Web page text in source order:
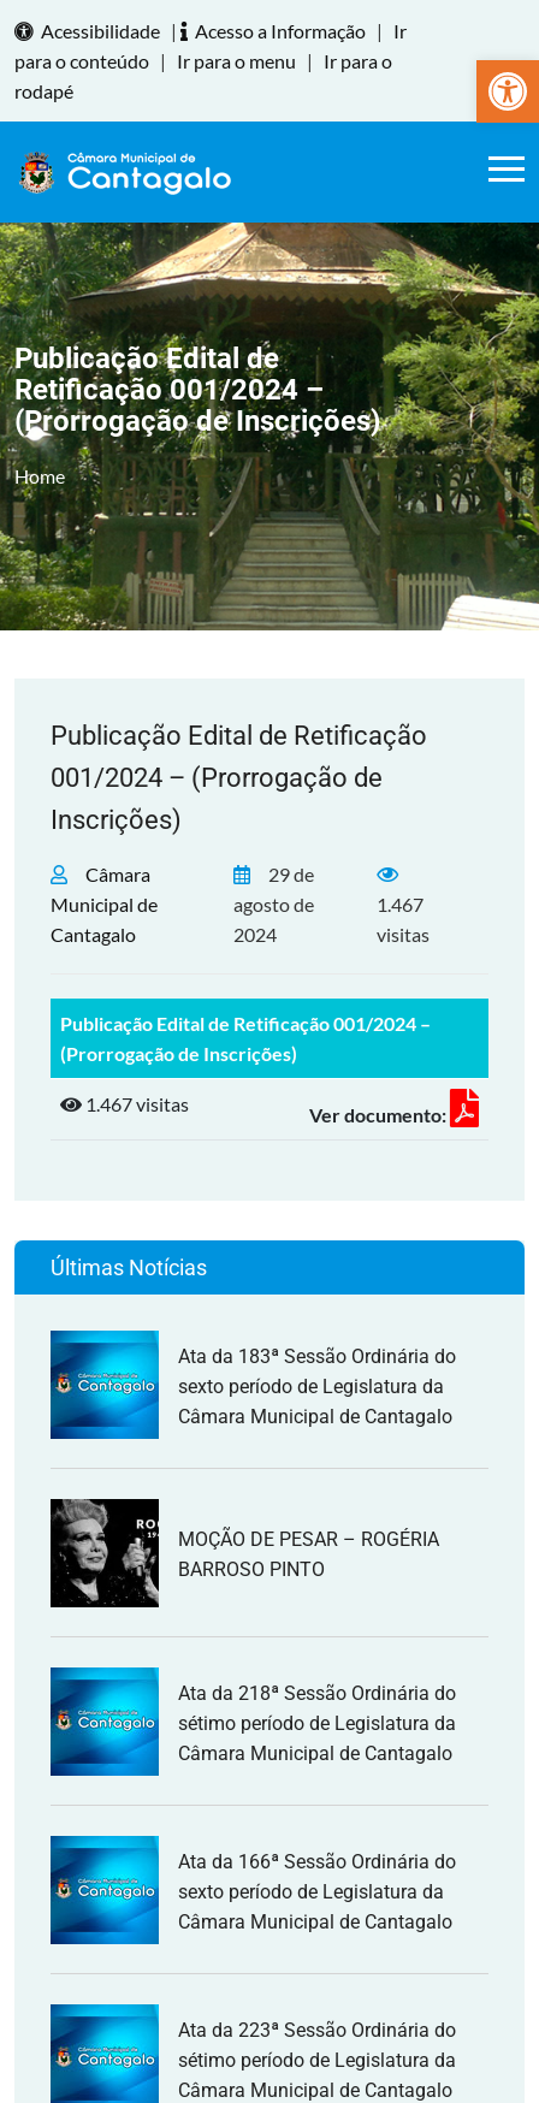
Abrir
Acessibilidade | Acesso a Informação |
Ir
para o conteúdo | Ir para o menu |
Ir para o
rodapé
Publicação Edital de
Retificação 001/2024 –
(Prorrogação de Inscrições)
Home
Publicação Edital de Retificação
001/2024 – (Prorrogação de
Inscrições)
Câmara
Municipal de
Cantagalo
29 de
agosto de
2024
1.467
visitas
Publicação Edital de Retificação 001/2024 –
(Prorrogação de Inscrições)
1.467 visitas Ver documento:
Últimas Notícias
Ata da 183ª Sessão Ordinária do
sexto período de Legislatura da
Câmara Municipal de Cantagalo
MOÇÃO DE PESAR – ROGÉRIA
BARROSO PINTO
Ata da 218ª Sessão Ordinária do
sétimo período de Legislatura da
Câmara Municipal de Cantagalo
Ata da 166ª Sessão Ordinária do
sexto período de Legislatura da
Câmara Municipal de Cantagalo
Ata da 223ª Sessão Ordinária do
sétimo período de Legislatura da
Câmara Municipal de Cantagalo